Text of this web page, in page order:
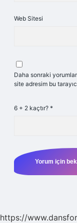
Web Sitesi
Daha sonraki
site adresim bu
6 + 2 kaçtır? *
https://